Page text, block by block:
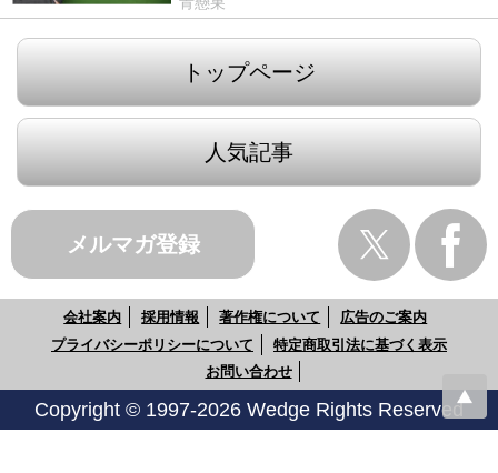
トップページ
人気記事
メルマガ登録
会社案内 採用情報 著作権について
広告のご案内
プライバシーポリシーについて
特定商取引法に基づく表示
お問い合わせ
Copyright © 1997-2026 Wedge Rights Reserved